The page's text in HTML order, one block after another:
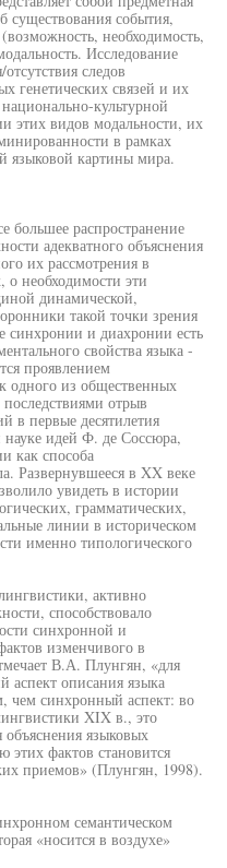
существования события,
необходимость,
Исследование
следов
генетических связей и их
культурной
этих видов модальности, их
в рамках
языковой картины мира.
большее распространение
адекватного объяснения
их рассмотрения в
необходимости эти
динамической,
такой точки зрения
синхронии и диахронии есть
свойства языка -
проявлением
одного из общественных
отрыв
в первые десятилетия
науке идей Ф. де Соссюра,
как способа
Развернувшееся в XX веке
увидеть в истории
грамматических,
линии в историческом
именно типологического
активно
способствовало
синхронной и
изменчивого в
В.А. Плунгян, «для
аспект описания языка
чем синхронный аспект: во
XIX в., это
объяснения языковых
этих фактов становится
приемов» (Плунгян, 1998).
семантическом
«носится в воздухе»